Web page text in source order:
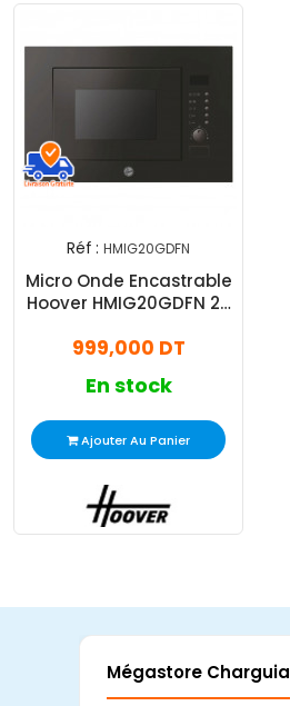
Réf : HMIG20GDFN
Micro Onde Encastrable
Hoover HMIG20GDFN 20
999,000 DT
En stock
Ajouter Au Panier
Mégastore Charguia